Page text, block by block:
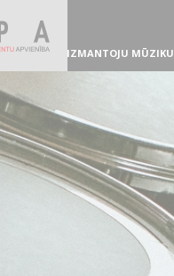
IZMANTOJU MŪZIKU